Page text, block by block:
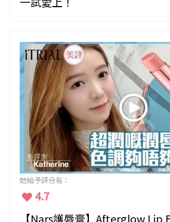
她給予評分有：
4.7
【Nars護唇膏】Afterglow Lip